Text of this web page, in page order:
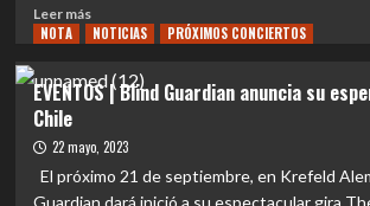
nuevo
disco
Blind
Guardian
deslumbra
a
Leer másLeer
más
EVENTOS
|
abrirá
show
NOTA NOTICIAS PRÓXIMOS CONCIERTOS
EVENTOS | Blind Guardian anuncia su
Chile
22 mayo, 2023
El próximo 21 de septiembre, en Krefeld